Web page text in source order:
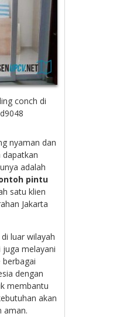
conch di
nyaman dan
dapatkan
adalah
pintu
satu klien
Jakarta
luar wilayah
juga melayani
dengan
membantu
akan
aman.